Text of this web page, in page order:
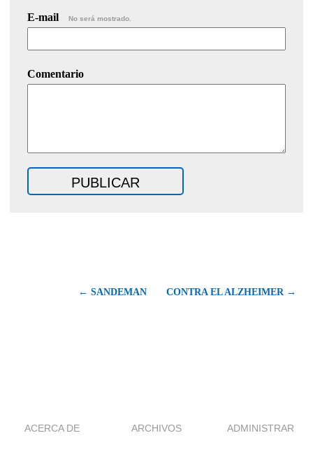
E-mail No será mostrado.
Comentario
← SANDEMAN CONTRA EL ALZHEIMER →
ACERCA DE ARCHIVOS ADMINISTRAR